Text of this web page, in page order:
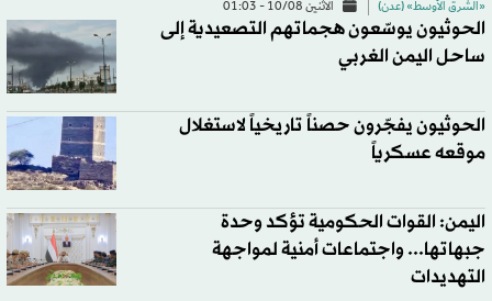
«الشرق الأوسط» (عدن) الاثنين 10/08 - 01:03
الحوثيون يوسّعون هجماتهم التصعيدية إلى
ساحل اليمن الغربي
الحوثيون يفجّرون حصناً تاريخياً لاستغلال
موقعه عسكرياً
اليمن: القوات الحكومية تؤكد وحدة
جبهاتها... واجتماعات أمنية لمواجهة
التهديدات